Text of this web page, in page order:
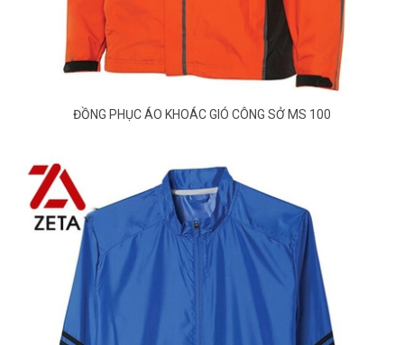
ĐỒNG PHỤC ÁO KHOÁC GIÓ CÔNG SỞ MS 100